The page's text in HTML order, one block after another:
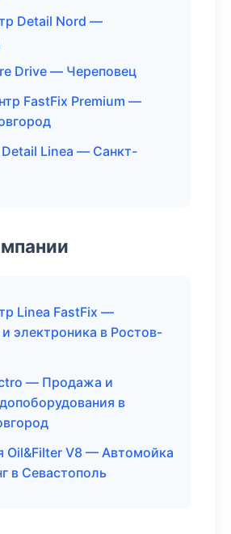
Detail Nord —
Drive — Череповец
FastFix Premium —
Linea — Санкт-
Linea FastFix —
электроника в Ростов-
— Продажа и
в
Oil&Filter V8 — Автомойка
в Севастополь